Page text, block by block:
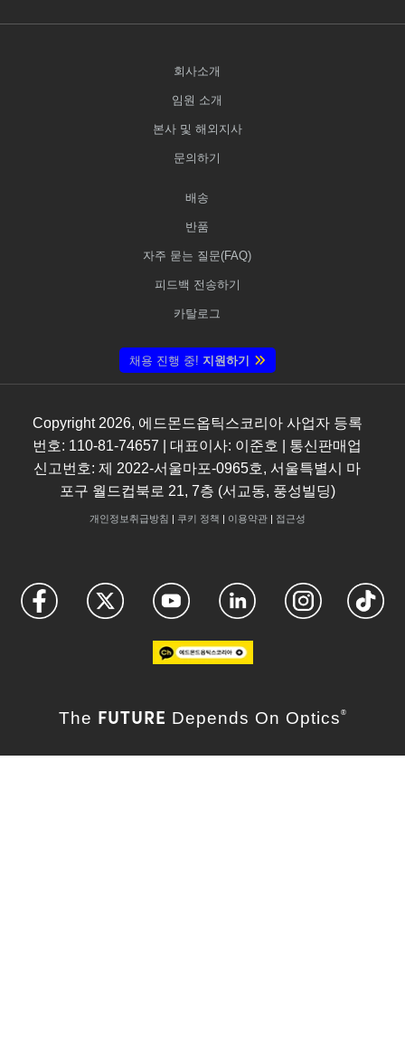
회사소개
임원 소개
본사 및 해외지사
문의하기
배송
반품
자주 묻는 질문(FAQ)
피드백 전송하기
카탈로그
채용 진행 중! 지원하기
Copyright 2026, 에드몬드옵틱스코리아 사업자 등록
번호: 110-81-74657 | 대표이사: 이준호 | 통신판매업
신고번호: 제 2022-서울마포-0965호, 서울특별시 마
포구 월드컵북로 21, 7층 (서교동, 풍성빌딩)
개인정보취급방침 | 쿠키 정책 | 이용약관| 접근성
The FUTURE Depends On Optics ®